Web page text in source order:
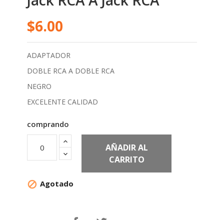
$6.00
ADAPTADOR
DOBLE RCA A DOBLE RCA
NEGRO
EXCELENTE CALIDAD
AÑADIR AL
CARRITO